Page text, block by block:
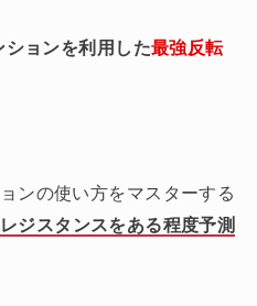
ョンを利用した最強反転
ンの使い方をマスターする
ジスタンスをある程度予測